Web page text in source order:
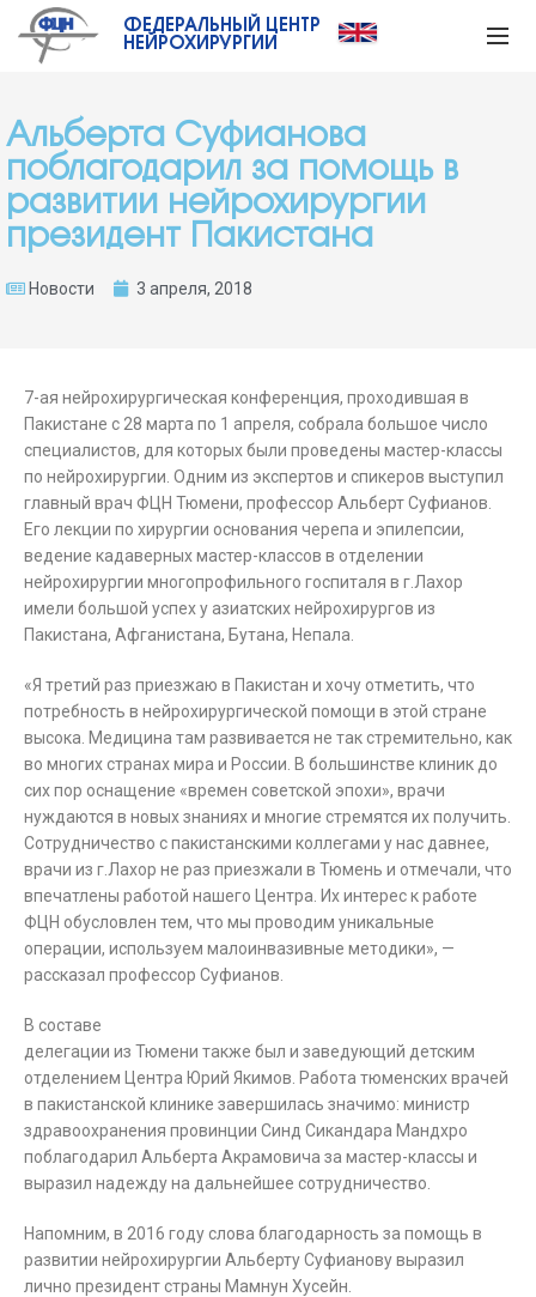
ФЕДЕРАЛЬНЫЙ ЦЕНТР
НЕЙРОХИРУРГИИ
Альберта Суфианова
поблагодарил за помощь в
развитии нейрохирургии
президент Пакистана
Новости 3 апреля, 2018
7-ая нейрохирургическая конференция, проходившая в
Пакистане с 28 марта по 1 апреля, собрала большое число
специалистов, для которых были проведены мастер-классы
по нейрохирургии. Одним из экспертов и спикеров выступил
главный врач ФЦН Тюмени, профессор Альберт Суфианов.
Его лекции по хирургии основания черепа и эпилепсии,
ведение кадаверных мастер-классов в отделении
нейрохирургии многопрофильного госпиталя в г.Лахор
имели большой успех у азиатских нейрохирургов из
Пакистана, Афганистана, Бутана, Непала.
«Я третий раз приезжаю в Пакистан и хочу отметить, что
потребность в нейрохирургической помощи в этой стране
высока. Медицина там развивается не так стремительно, как
во многих странах мира и России. В большинстве клиник до
сих пор оснащение «времен советской эпохи», врачи
нуждаются в новых знаниях и многие стремятся их получить.
Сотрудничество с пакистанскими коллегами у нас давнее,
врачи из г.Лахор не раз приезжали в Тюмень и отмечали, что
впечатлены работой нашего Центра. Их интерес к работе
ФЦН обусловлен тем, что мы проводим уникальные
операции, используем малоинвазивные методики», —
рассказал профессор Суфианов.
В составе
делегации из Тюмени также был и заведующий детским
отделением Центра Юрий Якимов. Работа тюменских врачей
в пакистанской клинике завершилась значимо: министр
здравоохранения провинции Синд Сикандара Мандхро
поблагодарил Альберта Акрамовича за мастер-классы и
выразил надежду на дальнейшее сотрудничество.
Напомним, в 2016 году слова благодарность за помощь в
развитии нейрохирургии Альберту Суфианову выразил
лично президент страны Мамнун Хусейн.